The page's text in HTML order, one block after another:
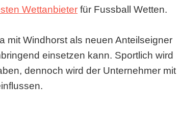
Wettanbieter für Fussball Wetten.
mit Windhorst als neuen Anteilseigner
einsetzen kann. Sportlich wird
dennoch wird der Unternehmer mit